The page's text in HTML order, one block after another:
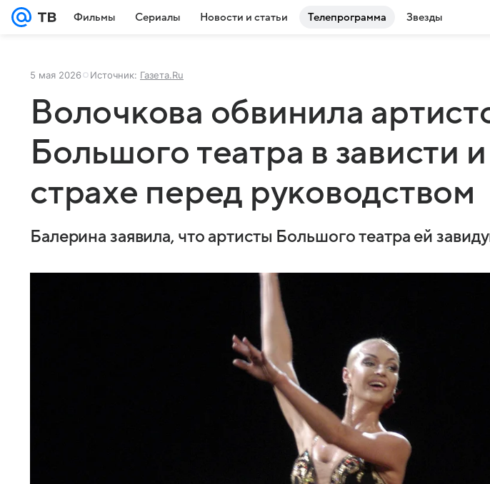
Фильмы Сериалы Новости и статьи Телепрограмма Звезды
5 мая 2026 Источник: Газета.Ru
Волочкова обвинила
Большого театра в зависти и
страхе перед руководством
Балерина заявила, что артисты Большого театра ей